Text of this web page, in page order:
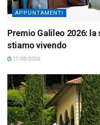
APPUNTAMENTI
Premio Galileo 2026:
stiamo vivendo
17/03/2026